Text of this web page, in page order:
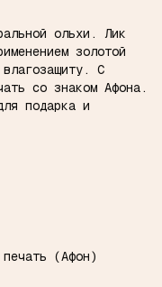
ольхи. Лик
золотой
С
со знаком Афона.
подарка и
(Афон)